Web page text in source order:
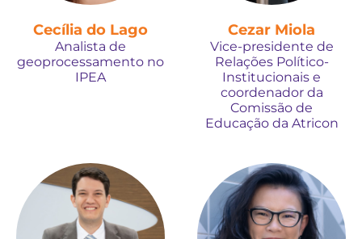
Cecília do Lago
Analista de
geoprocessamento no
IPEA
Cezar Miola
Vice-presidente de
Relações Político-
Institucionais e
coordenador da
Comissão de
Educação da Atricon